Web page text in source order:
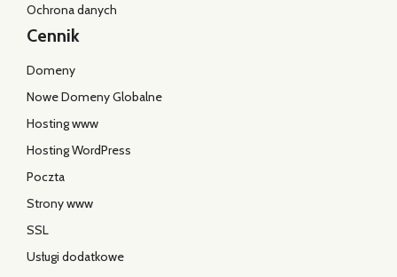
Ochrona danych
Cennik
Domeny
Nowe Domeny Globalne
Hosting www
Hosting WordPress
Poczta
Strony www
SSL
Usługi dodatkowe